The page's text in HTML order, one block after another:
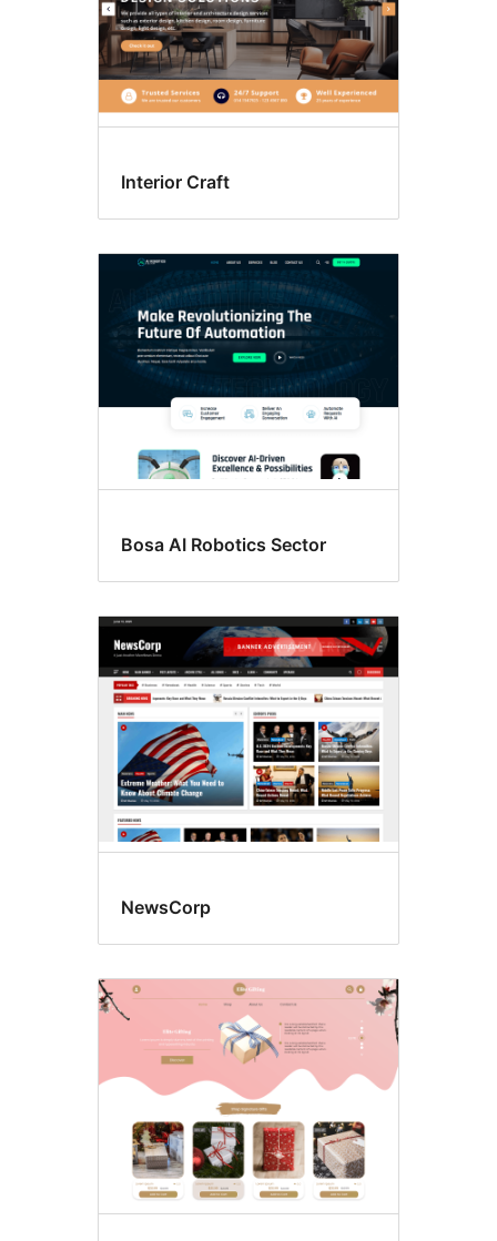
Interior Craft
Bosa AI Robotics Sector
NewsCorp